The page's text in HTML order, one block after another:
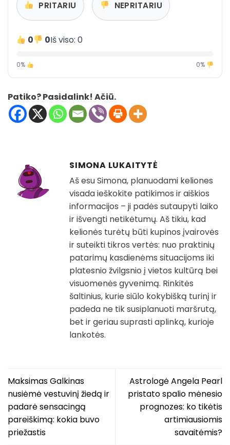
PRITARIU NEPRITARIU
0 0Iš viso: 0
0% 0%
Patiko? Pasidalink! Ačiū.
SIMONA LUKAITYTĖ
Aš esu Simona, planuodami keliones
visada ieškokite patikimos ir aiškios
informacijos – ji padės sutaupyti laiko
ir išvengti netikėtumų. Aš tikiu, kad
kelionės turėtų būti kupinos įvairovės
ir suteikti tikros vertės: nuo praktinių
patarimų kasdienėms situacijoms iki
platesnio žvilgsnio į vietos kultūrą bei
visuomenės gyvenimą. Rinkitės
šaltinius, kurie siūlo kokybišką turinį ir
padeda ne tik susiplanuoti maršrutą,
bet ir geriau suprasti aplinką, kurioje
lankotės.
Maksimas Galkinas
nusiėmė vestuvinį žiedą ir
padarė sensacingą
pareiškimą: kokia buvo
priežastis
Astrologė Angela Pearl
pristato spalio mėnesio
prognozes: ko tikėtis
artimiausiomis
savaitėmis?